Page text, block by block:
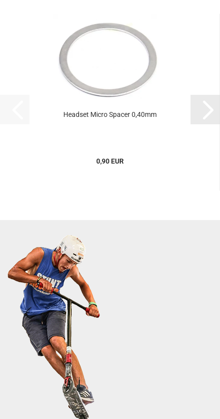
Headset Micro Spacer 0,40mm
0,90 EUR